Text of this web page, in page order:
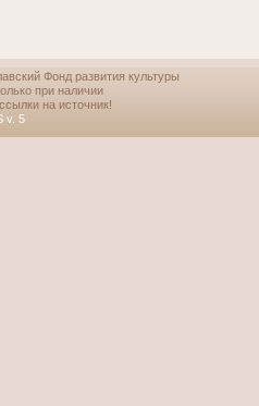
Фонд развития культуры
при наличии
на источник!
v. 5